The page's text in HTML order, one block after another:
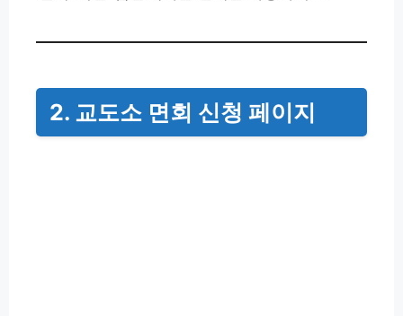
2. 교도소 면회 신청 페이지